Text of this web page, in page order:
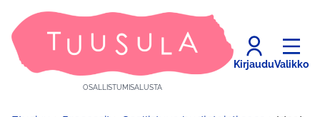
OSALLISTUMISALUSTA
KirjauduValikko